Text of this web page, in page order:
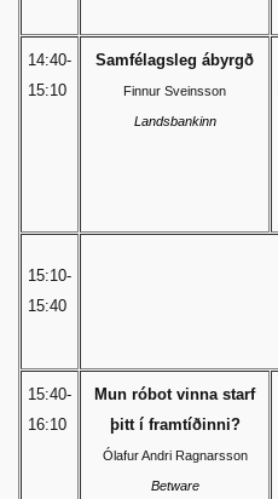
14:40-
15:10
Samfélagsleg ábyrgð
Finnur Sveinsson
Landsbankinn
15:10-
15:40
15:40-
16:10
Mun róbot vinna starf
þitt í framtíðinni?
Ólafur Andri Ragnarsson
Betware